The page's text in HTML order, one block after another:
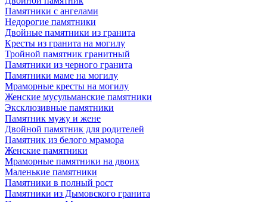
Памятники с ангелами
Недорогие памятники
Двойные памятники из гранита
Кресты из гранита на могилу
Тройной памятник гранитный
Памятники из черного гранита
Памятники маме на могилу
Мраморные кресты на могилу
Женские мусульманские памятники
Эксклюзивные памятники
Памятник мужу и жене
Двойной памятник для родителей
Памятник из белого мрамора
Женские памятники
Мраморные памятники на двоих
Маленькие памятники
Памятники в полный рост
Памятники из Дымовского гранита